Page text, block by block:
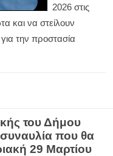
2026 στις
και να στείλουν
την προστασία
του Δήμου
που θα
29 Μαρτίου